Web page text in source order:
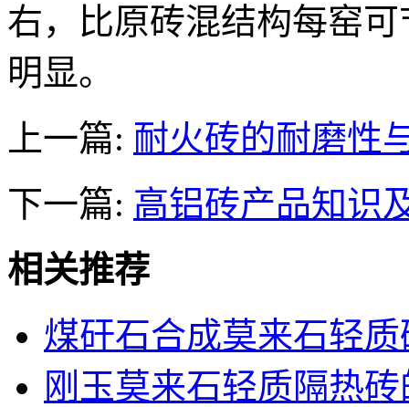
右，比原砖混结构每窑
明显。
上一篇: 耐火砖的耐磨性
下一篇: 高铝砖产品知识
相关推荐
煤矸石合成莫来石轻
刚玉莫来石轻质隔热